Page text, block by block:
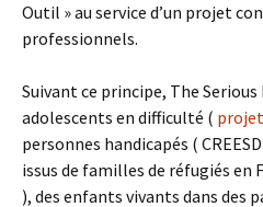
Outil » au service d’un projet
professionnels.
Suivant ce principe, The
adolescents en difficulté (
personnes handicapés (
issus de familles de réfugiés en
), des enfants vivants dans des